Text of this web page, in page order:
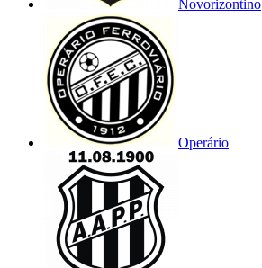
Novorizontino
Operário